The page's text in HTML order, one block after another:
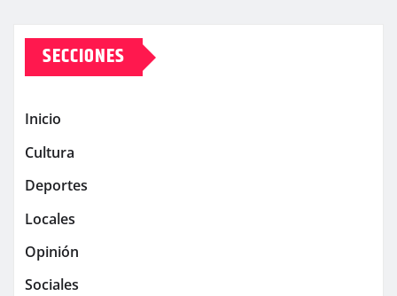
SECCIONES
Inicio
Cultura
Deportes
Locales
Opinión
Sociales